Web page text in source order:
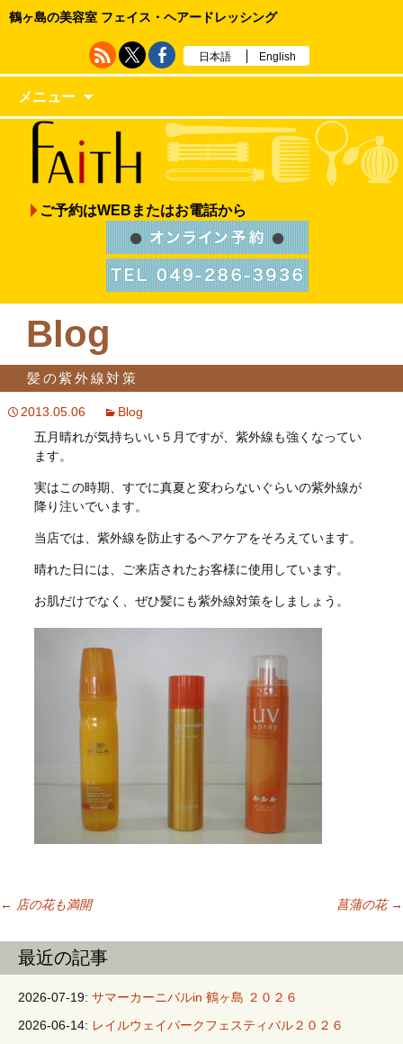
鶴ヶ島の美容室 フェイス・ヘアードレッシング
日本語 English
メニュー
ご予約はWEBまたはお電話から
Blog
髪の紫外線対策
2013.05.06
Blog
五月晴れが気持ちいい５月ですが、紫外線も強くなってい
ます。
実はこの時期、すでに真夏と変わらないぐらいの紫外線が
降り注いでいます。
当店では、紫外線を防止するヘアケアをそろえています。
晴れた日には、ご来店されたお客様に使用しています。
お肌だけでなく、ぜひ髪にも紫外線対策をしましょう。
投稿ナビゲーシ
ョン
← 店の花も満開 菖蒲の花 →
最近の記事
2026-07-19: サマーカーニバルin 鶴ヶ島 ２０２６
2026-06-14: レイルウェイパークフェスティバル２０２６